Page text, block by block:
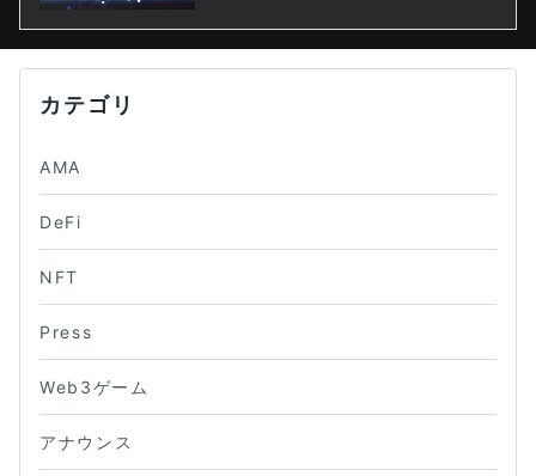
カテゴリ
AMA
DeFi
NFT
Press
Web3ゲーム
アナウンス